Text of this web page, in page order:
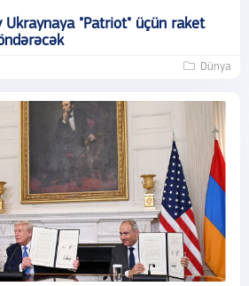
Ukraynaya "Patriot" üçün raket
Dünya